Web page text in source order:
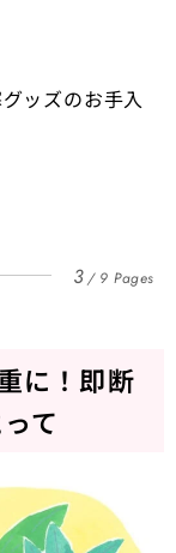
ッズのお手入
3 9 Pages
に！即断
て